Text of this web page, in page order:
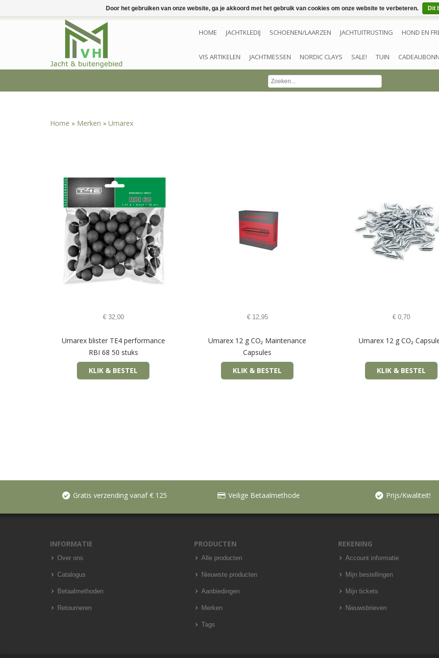
HOME JACHTKLEDIJ SCHOENEN/LAARZEN JACHTUITRUSTING HOND EN
VIS ARTIKELEN JACHTMESSEN NORDIC CLAYS SALE! TUIN
Home » Merken » Umarex
€32,00
Umarex blister TE4 performance
RBI 68 50 stuks
KLIK & BESTEL
€12,95
Umarex 12 g CO₂ Maintenance
Capsules
KLIK & BESTEL
€ 0,70
Umarex 12 g CO₂
KLIK & BESTEL
Gratis verzending vanaf € 125 Veilige Betaalmethode Prijs/Kwaliteit!
INFORMATIE
Over ons
Catalogus
Betaalmethoden
Retourneren
PRODUCTEN
Alle producten
Nieuwste producten
Aanbiedingen
Merken
Tags
REKENING
Account informatie
Mijn bestellingen
Mijn tickets
Nieuwsbrieven
Door het gebruiken van onze website, ga je akkoord met het gebruik van cookies om onze website te verbeteren. Dit